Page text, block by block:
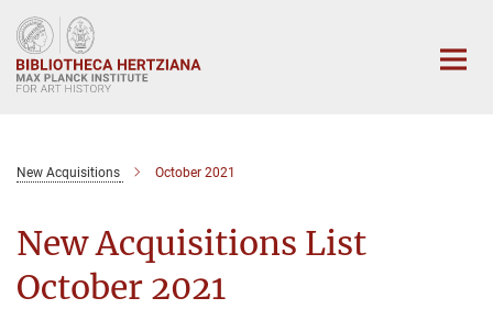
Main-
Content
New Acquisitions October 2021
New Acquisitions List
October 2021